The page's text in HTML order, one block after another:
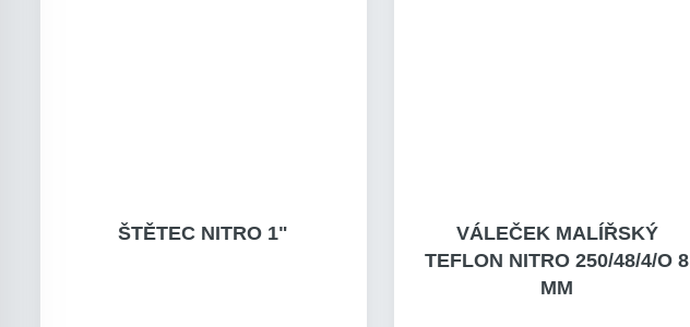
ŠTĚTEC NITRO 1"
VÁLEČEK MALÍŘSKÝ
TEFLON NITRO 250/48/4/O 8
MM